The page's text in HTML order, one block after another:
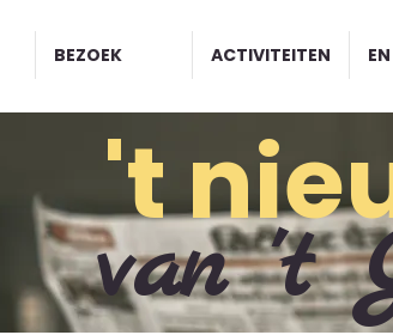
BEZOEK ACTIVITEITEN
't
van 't